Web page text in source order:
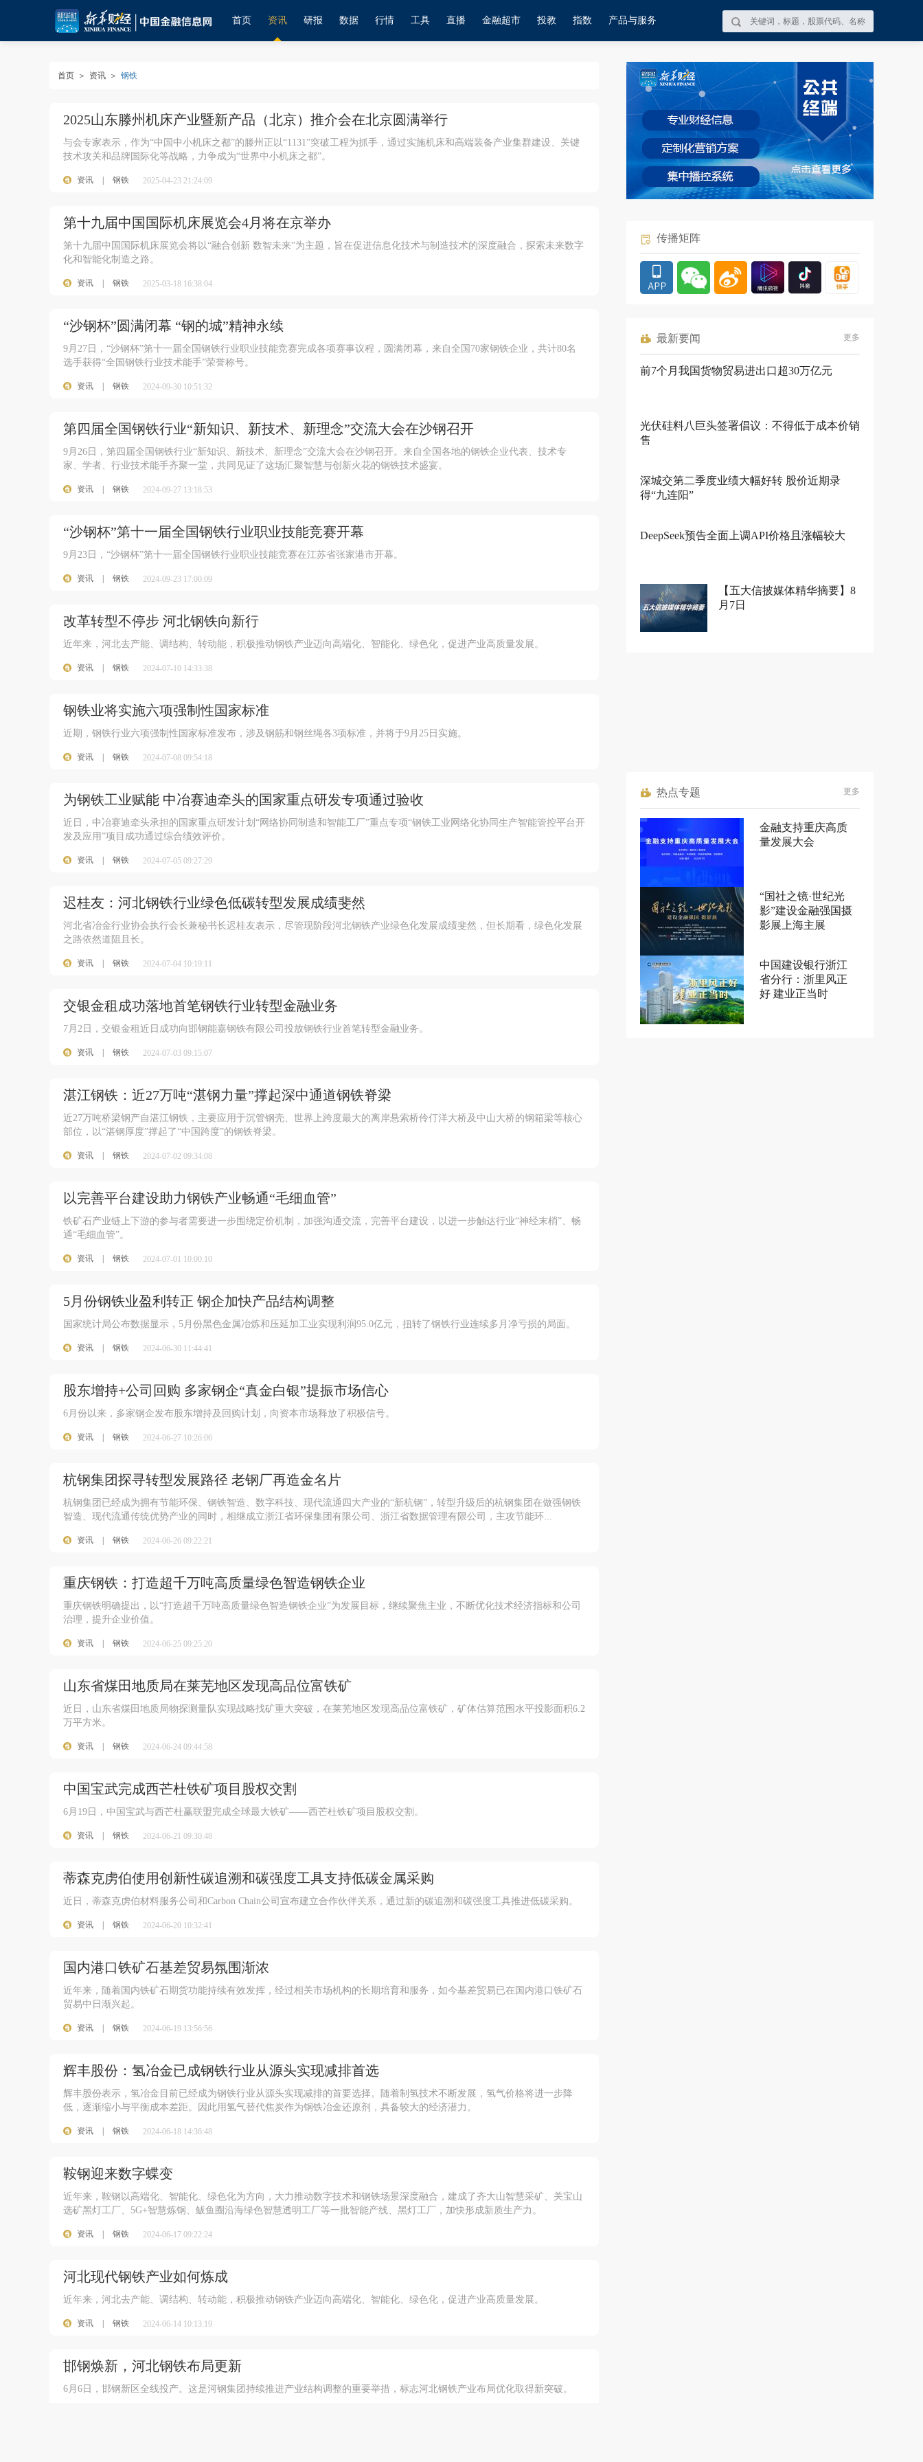
首页 资讯 研报 数据 行情 工具 直播 金融超市 投教 指数 产品与服务
首页 ＞ 资讯 ＞ 钢铁
2025山东滕州机床产业暨新产品（北京）推介会在北京圆满举行
与会专家表示，作为“中国中小机床之都”的滕州正以“1131”突破工程为抓手，通过实施机床和高端装备产业集群建设、关键
技术攻关和品牌国际化等战略，力争成为“世界中小机床之都”。
资讯 钢铁 2025-04-23 21:24:09
第十九届中国国际机床展览会4月将在京举办
第十九届中国国际机床展览会将以“融合创新 数智未来”为主题，旨在促进信息化技术与制造技术的深度融合，探索未来数字
化和智能化制造之路。
资讯 钢铁 2025-03-18 16:38:04
“沙钢杯”圆满闭幕 “钢的城”精神永续
9月27日，“沙钢杯”第十一届全国钢铁行业职业技能竞赛完成各项赛事议程，圆满闭幕，来自全国70家钢铁企业，共计80名
选手获得“全国钢铁行业技术能手”荣誉称号。
资讯 钢铁 2024-09-30 10:51:32
第四届全国钢铁行业“新知识、新技术、新理念”交流大会在沙钢召开
9月26日，第四届全国钢铁行业“新知识、新技术、新理念”交流大会在沙钢召开。来自全国各地的钢铁企业代表、技术专
家、学者、行业技术能手齐聚一堂，共同见证了这场汇聚智慧与创新火花的钢铁技术盛宴。
资讯 钢铁 2024-09-27 13:18:53
“沙钢杯”第十一届全国钢铁行业职业技能竞赛开幕
9月23日，“沙钢杯”第十一届全国钢铁行业职业技能竞赛在江苏省张家港市开幕。
资讯 钢铁 2024-09-23 17:00:09
改革转型不停步 河北钢铁向新行
近年来，河北去产能、调结构、转动能，积极推动钢铁产业迈向高端化、智能化、绿色化，促进产业高质量发展。
资讯 钢铁 2024-07-10 14:33:38
钢铁业将实施六项强制性国家标准
近期，钢铁行业六项强制性国家标准发布，涉及钢筋和钢丝绳各3项标准，并将于9月25日实施。
资讯 钢铁 2024-07-08 09:54:18
为钢铁工业赋能 中冶赛迪牵头的国家重点研发专项通过验收
近日，中冶赛迪牵头承担的国家重点研发计划“网络协同制造和智能工厂”重点专项“钢铁工业网络化协同生产智能管控平台开
发及应用”项目成功通过综合绩效评价。
资讯 钢铁 2024-07-05 09:27:29
迟桂友：河北钢铁行业绿色低碳转型发展成绩斐然
河北省冶金行业协会执行会长兼秘书长迟桂友表示，尽管现阶段河北钢铁产业绿色化发展成绩斐然，但长期看，绿色化发展
之路依然道阻且长。
资讯 钢铁 2024-07-04 10:19:11
交银金租成功落地首笔钢铁行业转型金融业务
7月2日，交银金租近日成功向邯钢能嘉钢铁有限公司投放钢铁行业首笔转型金融业务。
资讯 钢铁 2024-07-03 09:15:07
湛江钢铁：近27万吨“湛钢力量”撑起深中通道钢铁脊梁
近27万吨桥梁钢产自湛江钢铁，主要应用于沉管钢壳、世界上跨度最大的离岸悬索桥伶仃洋大桥及中山大桥的钢箱梁等核心
部位，以“湛钢厚度”撑起了“中国跨度”的钢铁脊梁。
资讯 钢铁 2024-07-02 09:34:08
以完善平台建设助力钢铁产业畅通“毛细血管”
铁矿石产业链上下游的参与者需要进一步围绕定价机制，加强沟通交流，完善平台建设，以进一步触达行业“神经末梢”、畅
通“毛细血管”。
资讯 钢铁 2024-07-01 10:00:10
5月份钢铁业盈利转正 钢企加快产品结构调整
国家统计局公布数据显示，5月份黑色金属冶炼和压延加工业实现利润95.0亿元，扭转了钢铁行业连续多月净亏损的局面。
资讯 钢铁 2024-06-30 11:44:41
股东增持+公司回购 多家钢企“真金白银”提振市场信心
6月份以来，多家钢企发布股东增持及回购计划，向资本市场释放了积极信号。
资讯 钢铁 2024-06-27 10:26:06
杭钢集团探寻转型发展路径 老钢厂再造金名片
杭钢集团已经成为拥有节能环保、钢铁智造、数字科技、现代流通四大产业的“新杭钢”，转型升级后的杭钢集团在做强钢铁
智造、现代流通传统优势产业的同时，相继成立浙江省环保集团有限公司、浙江省数据管理有限公司，主攻节能环...
资讯 钢铁 2024-06-26 09:22:21
重庆钢铁：打造超千万吨高质量绿色智造钢铁企业
重庆钢铁明确提出，以“打造超千万吨高质量绿色智造钢铁企业”为发展目标，继续聚焦主业，不断优化技术经济指标和公司
治理，提升企业价值。
资讯 钢铁 2024-06-25 09:25:20
山东省煤田地质局在莱芜地区发现高品位富铁矿
近日，山东省煤田地质局物探测量队实现战略找矿重大突破，在莱芜地区发现高品位富铁矿，矿体估算范围水平投影面积6.2
万平方米。
资讯 钢铁 2024-06-24 09:44:58
中国宝武完成西芒杜铁矿项目股权交割
6月19日，中国宝武与西芒杜赢联盟完成全球最大铁矿——西芒杜铁矿项目股权交割。
资讯 钢铁 2024-06-21 09:30:48
蒂森克虏伯使用创新性碳追溯和碳强度工具支持低碳金属采购
近日，蒂森克虏伯材料服务公司和Carbon Chain公司宣布建立合作伙伴关系，通过新的碳追溯和碳强度工具推进低碳采购。
资讯 钢铁 2024-06-20 10:32:41
国内港口铁矿石基差贸易氛围渐浓
近年来，随着国内铁矿石期货功能持续有效发挥，经过相关市场机构的长期培育和服务，如今基差贸易已在国内港口铁矿石
贸易中日渐兴起。
资讯 钢铁 2024-06-19 13:56:56
辉丰股份：氢冶金已成钢铁行业从源头实现减排首选
辉丰股份表示，氢冶金目前已经成为钢铁行业从源头实现减排的首要选择。随着制氢技术不断发展，氢气价格将进一步降
低，逐渐缩小与平衡成本差距。因此用氢气替代焦炭作为钢铁冶金还原剂，具备较大的经济潜力。
资讯 钢铁 2024-06-18 14:36:48
鞍钢迎来数字蝶变
近年来，鞍钢以高端化、智能化、绿色化为方向，大力推动数字技术和钢铁场景深度融合，建成了齐大山智慧采矿、关宝山
选矿黑灯工厂、5G+智慧炼钢、鲅鱼圈沿海绿色智慧透明工厂等一批智能产线、黑灯工厂，加快形成新质生产力。
资讯 钢铁 2024-06-17 09:22:24
河北现代钢铁产业如何炼成
近年来，河北去产能、调结构、转动能，积极推动钢铁产业迈向高端化、智能化、绿色化，促进产业高质量发展。
资讯 钢铁 2024-06-14 10:13:19
邯钢焕新，河北钢铁布局更新
6月6日，邯钢新区全线投产。这是河钢集团持续推进产业结构调整的重要举措，标志河北钢铁产业布局优化取得新突破。
传播矩阵
最新要闻 更多
前7个月我国货物贸易进出口超30万亿元
光伏硅料八巨头签署倡议：不得低于成本价销
售
深城交第二季度业绩大幅好转 股价近期录
得“九连阳”
DeepSeek预告全面上调API价格且涨幅较大
【五大信披媒体精华摘要】8
月7日
热点专题 更多
金融支持重庆高质
量发展大会
“国社之镜·世纪光
影”建设金融强国摄
影展上海主展
中国建设银行浙江
省分行：浙里风正
好 建业正当时